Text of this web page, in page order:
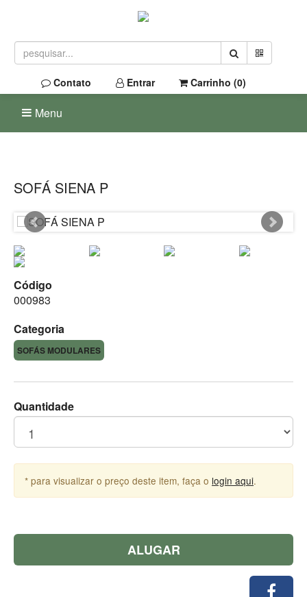
Contato Entrar Carrinho (0)
Menu
SOFÁ SIENA P
Código
000983
Categoria
SOFÁS MODULARES
Quantidade
* para visualizar o preço deste item, faça o login aqui.
ALUGAR